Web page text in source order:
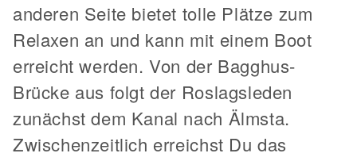
anderen Seite bietet tolle Plätze zum
Relaxen an und kann mit einem Boot
erreicht werden. Von der Bagghus-
Brücke aus folgt der Roslagsleden
zunächst dem Kanal nach Älmsta.
Zwischenzeitlich erreichst Du das